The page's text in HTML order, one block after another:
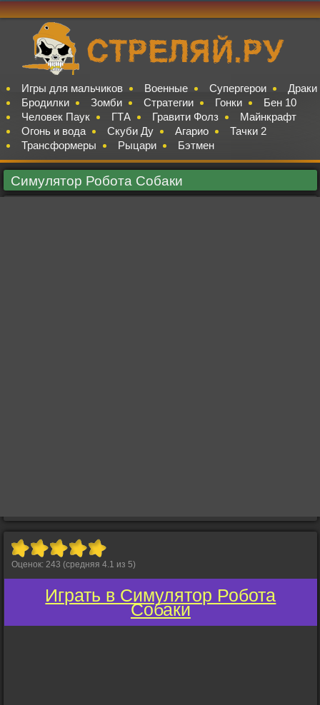
Игры для мальчиков Военные Супергерои
Драки
Бродилки
Зомби Стратегии Гонки
Бен 10
Человек Паук
ГТА Гравити Фолз
Майнкрафт
Огонь и вода
Скуби Ду Агарио
Тачки 2
Трансформеры
Рыцари Бэтмен
Симулятор Робота Собаки
Оценок: 243 (средняя 4.1 из 5)
Играть в Симулятор Робота
Собаки